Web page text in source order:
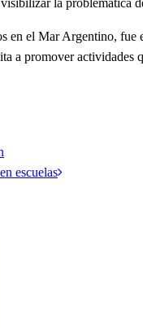
la problemática
en el Mar Argentino,
a promover
escuelas